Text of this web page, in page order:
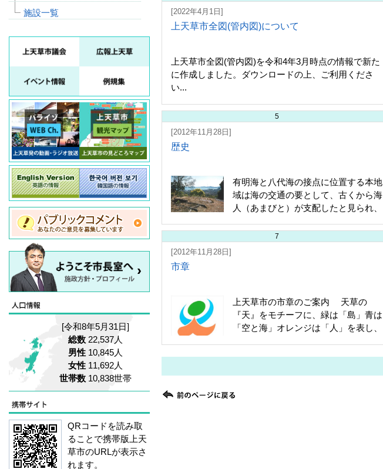
[2022年4月1日]
上天草市全図(管内図)について
上天草市全図(管内図)を令和4年3月時点の情報で新た
に作成しました。ダウンロードの上、ご利用くださ
い...
5
[2012年11月28日]
歴史
有明海と八代海の接点に位置する本地
域は海の交通の要として、古くから海
人（あまびと）が支配したと見られ、
7
[2012年11月28日]
市章
上天草市の市章のご案内 天草の
『天』をモチーフに、緑は「島」青は
「空と海」オレンジは「人」を表し、
施設一覧
[令和8年5月31日]
総数 22,537人
男性 10,845人
女性 11,692人
世帯数 10,838世帯
QRコードを読み取
ることで携帯版上天
草市のURLが表示さ
れます。